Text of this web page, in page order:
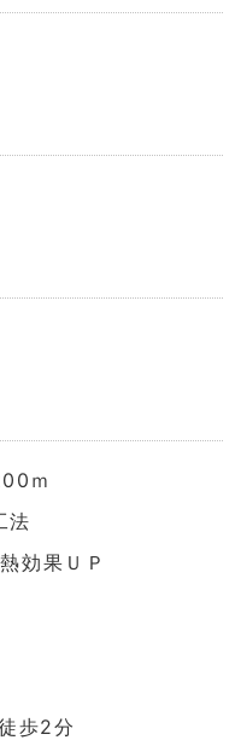
ｍ
法
効果ＵＰ
歩2分